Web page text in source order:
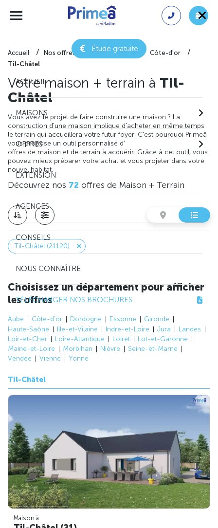
Étude gratuite
ACCUEIL
MAISONS
OFFRES
EXTENSION
AGENCES
CONSEILS
NOUS CONNAÎTRE
TÉLÉCHARGER NOS BROCHURES
Accueil Nos offres de maison + terrain
Côte-d'or
Til-Châtel
Votre maison + terrain à Til-
Châtel
Vous avez le projet de faire construire une maison ? La
construction d'une maison implique d'acheter en même temps
le terrain qui accueillera votre futur foyer. C'est pourquoi Primeâ
vous propose un outil personnalisé d'
offres de maison et de terrain à acquérir. Grâce à cet outil, vous
pouvez mieux préparer votre achat et vous projeter dans votre
nouvel habitat.
Découvrez nos 72 offres de Maison + Terrain
Til-Châtel (21120)
Choisissez un département pour afficher
les offres
Aube Côte-d'or Dordogne Essonne
Gironde
Haute-Saône
Ille-et-Vilaine Indre-et-Loire Jura
Landes
Loir-et-Cher
Loire-Atlantique Loiret
Lot-et-Garonne
Maine-et-Loire
Morbihan Nièvre
Seine-et-Marne
Vendée
Vienne Yonne
Til-Châtel
Maison à